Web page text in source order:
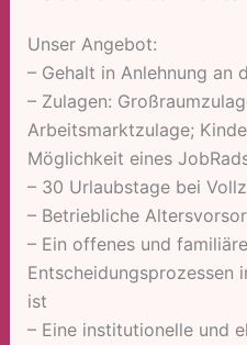
Unser Angebot:
– Gehalt in Anlehnung an
– Zulagen:
Arbeitsmarktzulage;
Möglichkeit eines
– 30 Urlaubstage bei
– Betriebliche
– Ein offenes und
Entscheidungsprozessen
ist
– Eine institutionelle und